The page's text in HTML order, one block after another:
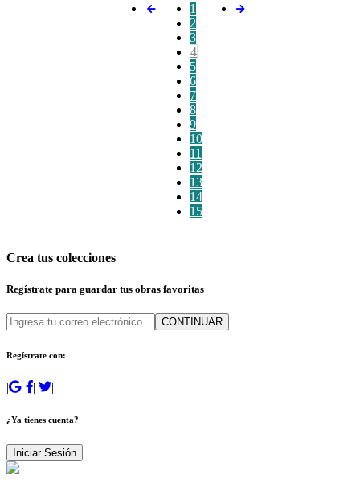
1
2
3
4
5
6
7
8
9
10
11
12
13
14
15
Crea tus colecciones
Regístrate para guardar tus obras favoritas
CONTINUAR
Regístrate con:
| | | |
¿Ya tienes cuenta?
Iniciar Sesión